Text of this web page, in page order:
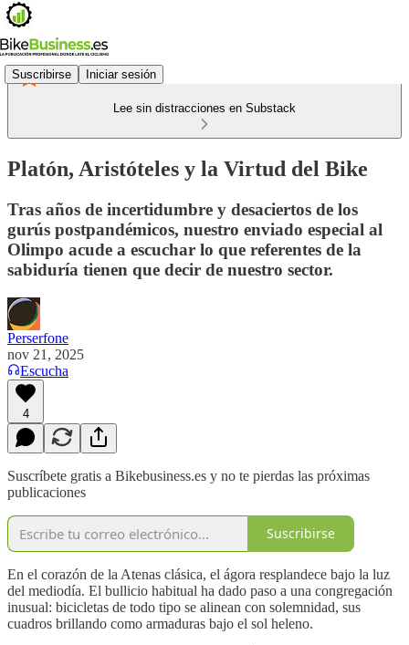
Suscribirse Iniciar sesión
Lee sin distracciones en Substack
Platón, Aristóteles y la Virtud del Bike
Tras años de incertidumbre y desaciertos de los
gurús postpandémicos, nuestro enviado especial al
Olimpo acude a escuchar lo que referentes de la
sabiduría tienen que decir de nuestro sector.
Perserfone
nov 21, 2025
Escucha
4
Suscríbete gratis a Bikebusiness.es y no te pierdas las próximas
publicaciones
Suscribirse
En el corazón de la Atenas clásica, el ágora resplandece bajo la luz
del mediodía. El bullicio habitual ha dado paso a una congregación
inusual: bicicletas de todo tipo se alinean con solemnidad, sus
cuadros brillando como armaduras bajo el sol heleno.